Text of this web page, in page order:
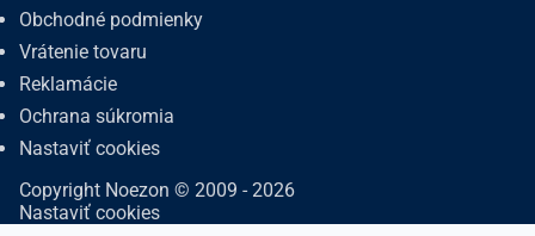
Obchodné podmienky
Vrátenie tovaru
Reklamácie
Ochrana súkromia
Nastaviť cookies
Copyright Noezon © 2009 - 2026
Nastaviť cookies